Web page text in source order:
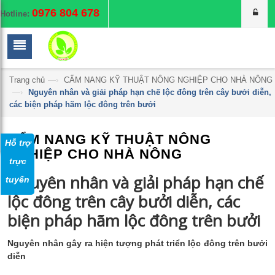
Hỗ trợ
trực
tuyến
Hotline: 0976 804 678
Trang chủ —› CẨM NANG KỸ THUẬT NÔNG NGHIỆP CHO NHÀ NÔNG
—›
Nguyên nhân và giải pháp hạn chế lộc đông trên cây bưởi diễn,
các biện pháp hãm lộc đông trên bưởi
CẨM NANG KỸ THUẬT NÔNG
NGHIỆP CHO NHÀ NÔNG
Nguyên nhân và giải pháp hạn chế
lộc đông trên cây bưởi diễn, các
biện pháp hãm lộc đông trên bưởi
Nguyên nhân gây ra hiện tượng phát triển lộc đông trên bưởi
diễn